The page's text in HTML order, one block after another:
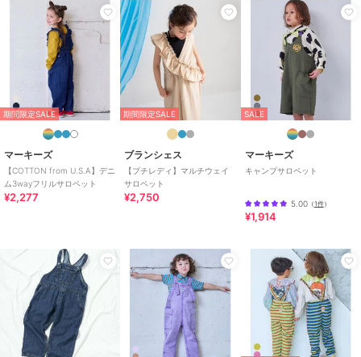
性別タイプ
ボーイズ
オールインワン・サロペット
サロペット・オーバーオール
ガールズ
オールインワン・サロペット
サロペット・オーバーオール
カラー
Ｄ６７ブラウン花柄、Ｅ６４グリ
ーン総柄、Ｆ３４イエロー総柄、
Ｈ３４ラベンダー総柄
サイズ 80,90,100,110,120
素材
[本体:綿100%]
オールインワン・サロペット
綿100％/花柄/その他柄
/ストレートパンツ
サロペット・オーバーオール
/花柄/
洗え
る/ ストレートパンツ
期間限定SALE
マーキーズ
【COTTON from U.S.A】デニ
ム3wayフリルサロペット
¥2,277
期間限定SALE
ブランシェス
【プチレディ】マルチウェイ
サロペット
¥2,750
SALE
マーキーズ
キャンプサロペット
5.00（1件）
¥1,914